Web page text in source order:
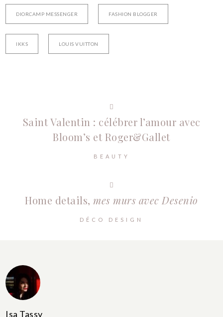
DIORCAMP MESSENGER FASHION BLOGGER
IKKS LOUIS VUITTON
Saint Valentin : célébrer l’amour avec
Bloom’s et Roger&Gallet
BEAUTY
Home details, mes murs avec Desenio
DÉCO DESIGN
Isa Tassy